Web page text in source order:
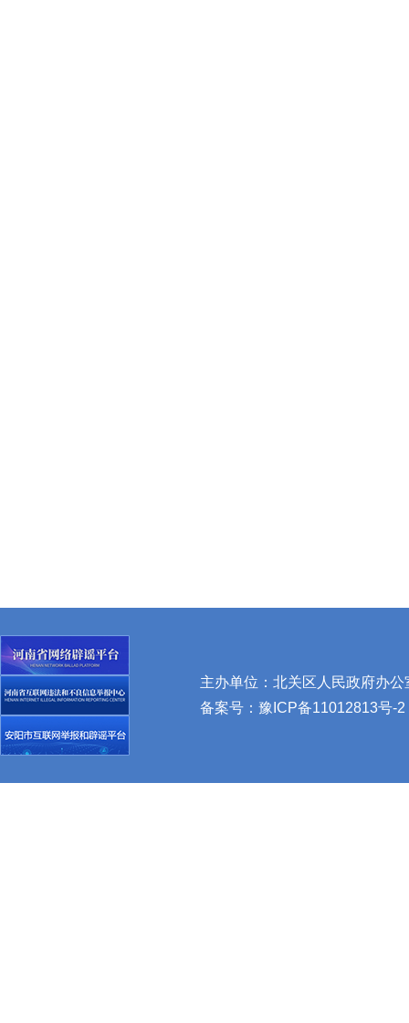
主办单位：北关区人民政府办
备案号： 豫ICP备11012813号-2